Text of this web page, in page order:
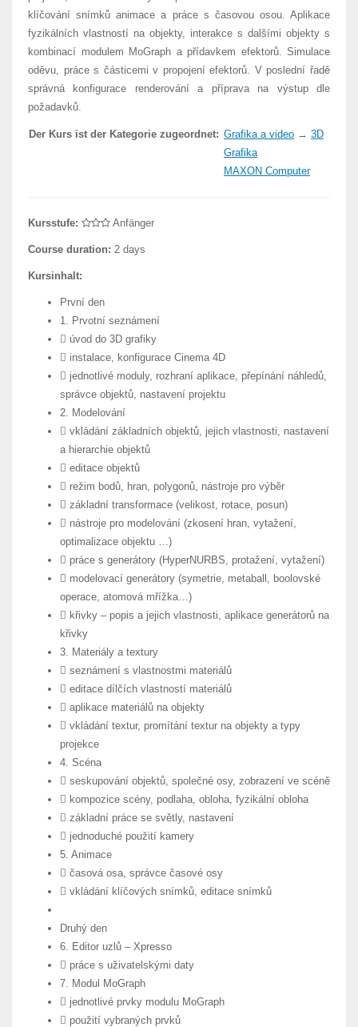
klíčování snímků animace a práce s časovou osou. Aplikace
fyzikálních vlastností na objekty, interakce s dalšími objekty s
kombinací modulem MoGraph a přídavkem efektorů. Simulace
oděvu, práce s částicemi v propojení efektorů. V poslední řadě
správná konfigurace renderování a příprava na výstup dle
požadavků.
Der Kurs ist der Kategorie zugeordnet: Grafika a video → 3D
Grafika
MAXON Computer
Kursstufe: Anfänger
Course duration: 2 days
Kursinhalt:
První den
1. Prvotní seznámení
 úvod do 3D grafiky
 instalace, konfigurace Cinema 4D
 jednotlivé moduly, rozhraní aplikace, přepínání náhledů,
správce objektů, nastavení projektu
2. Modelování
 vkládání základních objektů, jejich vlastnosti, nastavení
a hierarchie objektů
 editace objektů
 režim bodů, hran, polygonů, nástroje pro výběr
 základní transformace (velikost, rotace, posun)
 nástroje pro modelování (zkosení hran, vytažení,
optimalizace objektu …)
 práce s generátory (HyperNURBS, protažení, vytažení)
 modelovací generátory (symetrie, metaball, boolovské
operace, atomová mřížka…)
 křivky – popis a jejich vlastnosti, aplikace generátorů na
křivky
3. Materiály a textury
 seznámení s vlastnostmi materiálů
 editace dílčích vlastností materiálů
 aplikace materiálů na objekty
 vkládání textur, promítání textur na objekty a typy
projekce
4. Scéna
 seskupování objektů, společné osy, zobrazení ve scéně
 kompozice scény, podlaha, obloha, fyzikální obloha
 základní práce se světly, nastavení
 jednoduché použití kamery
5. Animace
 časová osa, správce časové osy
 vkládání klíčových snímků, editace snímků
Druhý den
6. Editor uzlů – Xpresso
 práce s uživatelskými daty
7. Modul MoGraph
 jednotlivé prvky modulu MoGraph
 použití vybraných prvků